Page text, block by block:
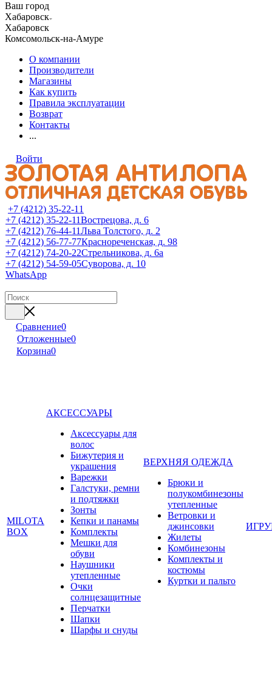
Ваш город
Хабаровск
Хабаровск
Комсомольск-на-Амуре
О компании
Производители
Магазины
Как купить
Правила эксплуатации
Возврат
Контакты
...
Войти
+7 (4212) 35-22-11
+7 (4212) 35-22-11Вострецова, д. 6
+7 (4212) 76-44-11Льва Толстого, д. 2
+7 (4212) 56-77-77Краснореченская, д. 98
+7 (4212) 74-20-22Стрельникова, д. 6а
+7 (4212) 54-59-05Суворова, д. 10
WhatsApp
Сравнение0
Отложенные0
Корзина0
MILOTA
BOX
АКСЕССУАРЫ
Аксессуары для
волос
Бижутерия и
украшения
Варежки
Галстуки, ремни
и подтяжки
Зонты
Кепки и панамы
Комплекты
Мешки для
обуви
Наушники
утепленные
Очки
солнцезащитные
Перчатки
Шапки
Шарфы и снуды
ВЕРХНЯЯ ОДЕЖДА
Брюки и
полукомбинезоны
утепленные
Ветровки и
джинсовки
Жилеты
Комбинезоны
Комплекты и
костюмы
Куртки и пальто